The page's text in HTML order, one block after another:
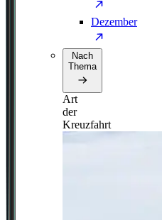
Dezember
Nach
Thema
Art
der
Kreuzfahrt